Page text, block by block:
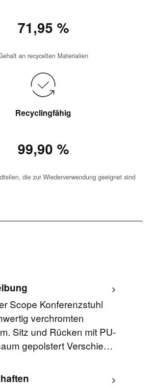
71,95 %
an recycelten Materialien
Recyclingfähig
99,90 %
die zur Wiederverwendung geeignet sind
Scope Konferenzstuhl
verchromten
Sitz und Rücken mit PU-
gepolstert Verschie…